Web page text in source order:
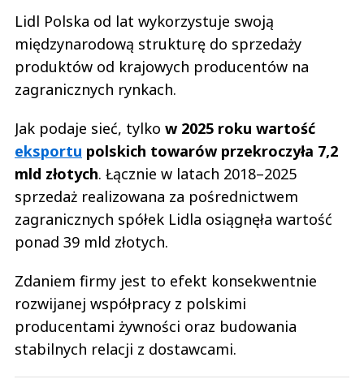
Lidl Polska od lat wykorzystuje swoją
międzynarodową strukturę do sprzedaży
produktów od krajowych producentów na
zagranicznych rynkach.
Jak podaje sieć, tylko w 2025 roku wartość
eksportu polskich towarów przekroczyła 7,2
mld złotych. Łącznie w latach 2018–2025
sprzedaż realizowana za pośrednictwem
zagranicznych spółek Lidla osiągnęła wartość
ponad 39 mld złotych.
Zdaniem firmy jest to efekt konsekwentnie
rozwijanej współpracy z polskimi
producentami żywności oraz budowania
stabilnych relacji z dostawcami.